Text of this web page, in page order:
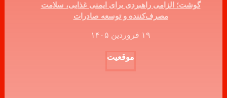
گوشت؛ الزامی راهبردی برای ایمنی غذایی، سلامت
مصرف‌کننده و توسعه صادرات
۱۹ فروردین ۱۴۰۵
موقعیت